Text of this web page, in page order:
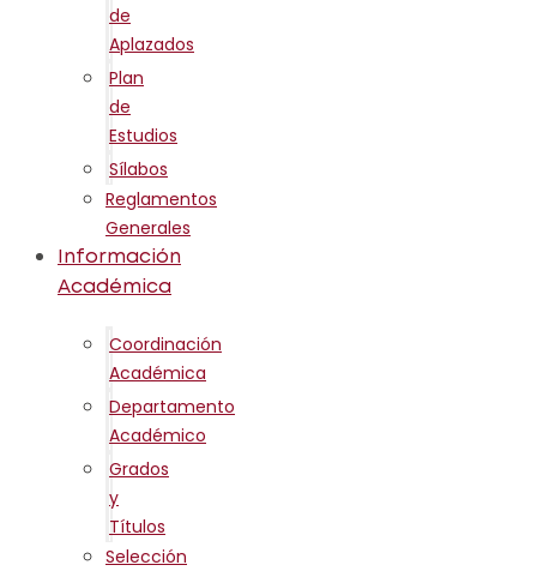
de
Aplazados
Plan
de
Estudios
Sílabos
Reglamentos
Generales
Información
Académica
Coordinación
Académica
Departamento
Académico
Grados
y
Títulos
Selección